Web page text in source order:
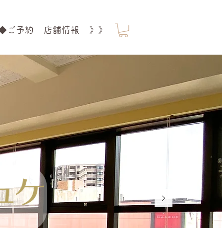
ご予約 店舗情報 》》